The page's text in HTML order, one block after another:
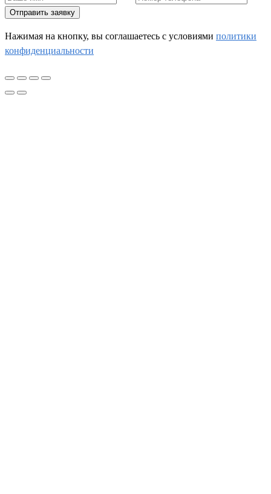
Отправить заявку
Нажимая на кнопку, вы соглашаетесь c условиями политики
конфиденциальности